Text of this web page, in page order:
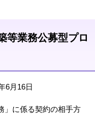
等業務公募型プロ
6月16日
」に係る契約の相手方